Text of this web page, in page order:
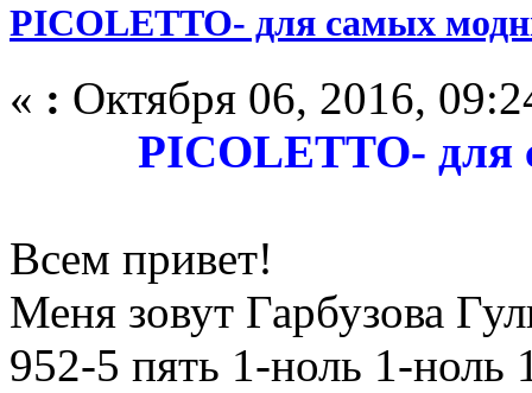
PICOLETTO- для самых
« : Октября 06, 2016,
PICOLETTO- для
Всем привет!
Меня зовут Гарбузова
952-5 пять 1-ноль 1-ноль